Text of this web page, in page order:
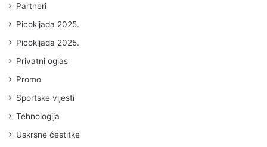
Partneri
Picokijada 2025.
Picokijada 2025.
Privatni oglas
Promo
Sportske vijesti
Tehnologija
Uskrsne čestitke